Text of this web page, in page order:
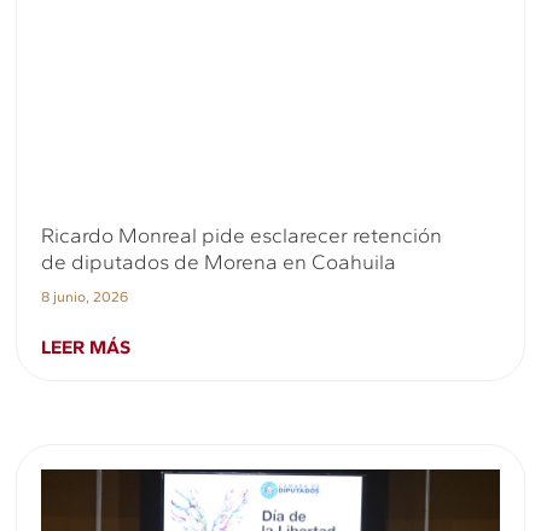
Ricardo Monreal pide esclarecer retención
de diputados de Morena en Coahuila
8 junio, 2026
LEER MÁS